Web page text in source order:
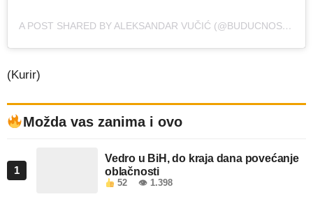
A POST SHARED BY ALEKSANDAR VUČIĆ (@BUDUCNOSTSRBIJEAV)
(Kurir)
Možda vas zanima i ovo
1
Vedro u BiH, do kraja dana povećanje
oblačnosti
52 👁 1.398